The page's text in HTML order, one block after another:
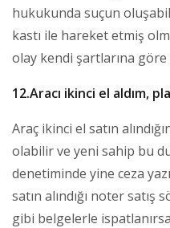
hukukunda suçun
kastı ile hareket etmiş
olay kendi şartlarına
12.Aracı ikinci el aldım,
Araç ikinci el satın
olabilir ve yeni sahip bu
denetiminde yine ceza
satın alındığı noter
gibi belgelerle